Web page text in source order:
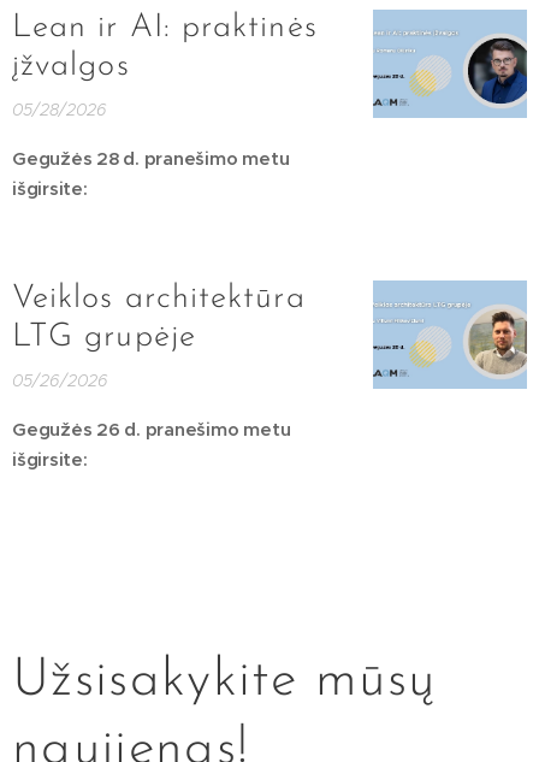
Lean ir AI: praktinės
įžvalgos
05/28/2026
Gegužės 28 d. pranešimo metu
išgirsite:
Veiklos architektūra
LTG grupėje
05/26/2026
Gegužės 26 d. pranešimo metu
išgirsite:
Užsisakykite mūsų
naujienas!